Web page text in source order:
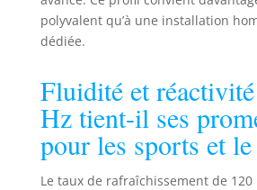
polyvalent qu’à une installation
dédiée.
Fluidité et
Hz tient-il ses
pour les sports et
Le taux de rafraîchissement de 120